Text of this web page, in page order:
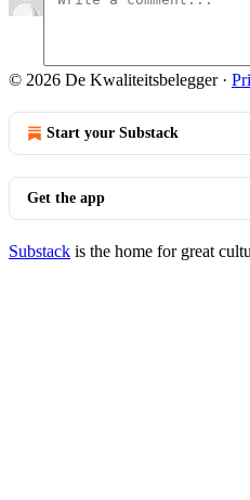
© 2026 De Kwaliteitsbelegger·
Start your Substack
Get the app
Substack is the home for great